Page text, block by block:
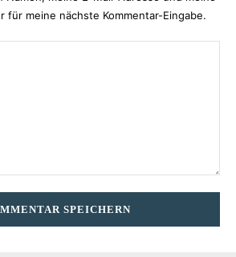
für meine nächste Kommentar-Eingabe.